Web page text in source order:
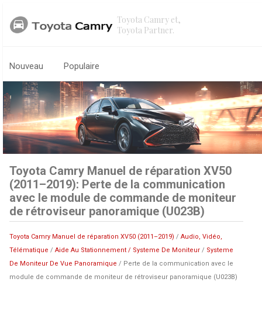
Toyota Camry et,
Toyota Partner.
Nouveau Populaire
Toyota Camry Manuel de réparation XV50
(2011–2019): Perte de la communication
avec le module de commande de moniteur
de rétroviseur panoramique (U023B)
Toyota Camry Manuel de réparation XV50 (2011–2019) /Audio, Vidéo,
Télématique /Aide Au Stationnement / Systeme De Moniteur / Systeme
De Moniteur De Vue Panoramique / Perte de la communication avec le
module de commande de moniteur de rétroviseur panoramique (U023B)